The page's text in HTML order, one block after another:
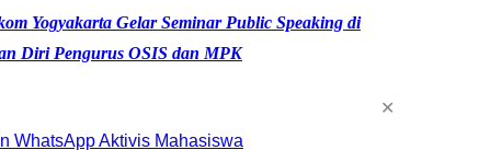
Yogyakarta Gelar Seminar Public Speaking di
Diri Pengurus OSIS dan MPK
✕